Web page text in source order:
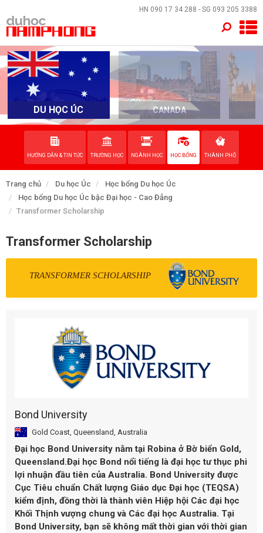
HN 090 17 34 288 - SG 093 205 3388
DU HỌC ÚC CANADA
HƯỚNG DẪN & TIN TỨC TRƯỜNG HỌC NGÀNH HỌC HỌC BỔNG THÀNH PHỐ
Trang chủ Du học Úc
Học bổng Du học Úc
Học bổng Du học Úc bậc Đại học - Cao Đẳng
Transformer Scholarship
Transformer Scholarship
TRANSFORMER SCHOLARSHIP
Bond University
Gold Coast, Queensland, Australia
Đại học Bond University nằm tại Robina ở Bờ biển Gold,
Queensland.Đại học Bond nổi tiếng là đại học tư thục phi
lợi nhuận đầu tiên của Australia. Bond University được
Cục Tiêu chuẩn Chất lượng Giáo dục Đại học (TEQSA)
kiểm định, đồng thời là thành viên Hiệp hội Các đại học
Khối Thịnh vượng chung và Các đại học Australia. Tại
Bond University, bạn sẽ không mất thời gian với thời gian
×
TRANG CHỦ
QUỐC GIA
EVENTS
VỀ NAM PHONG
LIÊN HỆ